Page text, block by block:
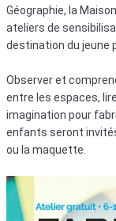
Géographie, la
ateliers de
destination du jeune
Observer et
entre les espaces,
imagination pour
enfants seront
ou la maquette.